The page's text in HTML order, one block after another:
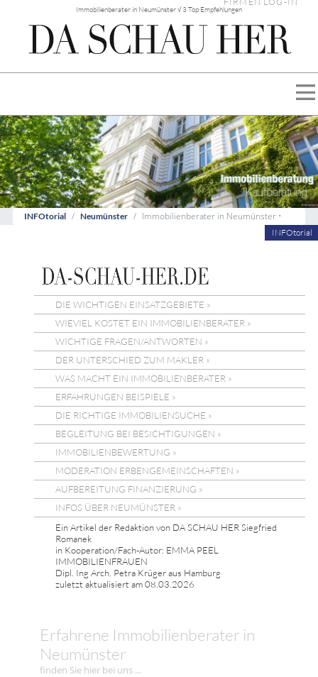
Immobilienberater in Neumünster √ 3 Top Empfehlungen
INFOtorial Neumünster
Immobilienberater in Neumünster •
INFOtorial
DIE WICHTIGEN EINSATZGEBIETE »
WIEVIEL KOSTET EIN IMMOBILIENBERATER »
WICHTIGE FRAGEN/ANTWORTEN »
DER UNTERSCHIED ZUM MAKLER »
WAS MACHT EIN IMMOBILIENBERATER »
ERFAHRUNGEN BEISPIELE »
DIE RICHTIGE IMMOBILIENSUCHE »
BEGLEITUNG BEI BESICHTIGUNGEN »
IMMOBILIENBEWERTUNG »
MODERATION ERBENGEMEINSCHAFTEN »
AUFBEREITUNG FINANZIERUNG »
INFOS ÜBER NEUMÜNSTER »
Ein Artikel der Redaktion von DA SCHAU HER Siegfried
Romanek
in Kooperation/Fach-Autor: EMMA PEEL
IMMOBILIENFRAUEN
Dipl. Ing Arch. Petra Krüger aus Hamburg
zuletzt aktualisiert am 08.03.2026
Erfahrene Immobilienberater in
Neumünster
finden Sie hier bei uns ...